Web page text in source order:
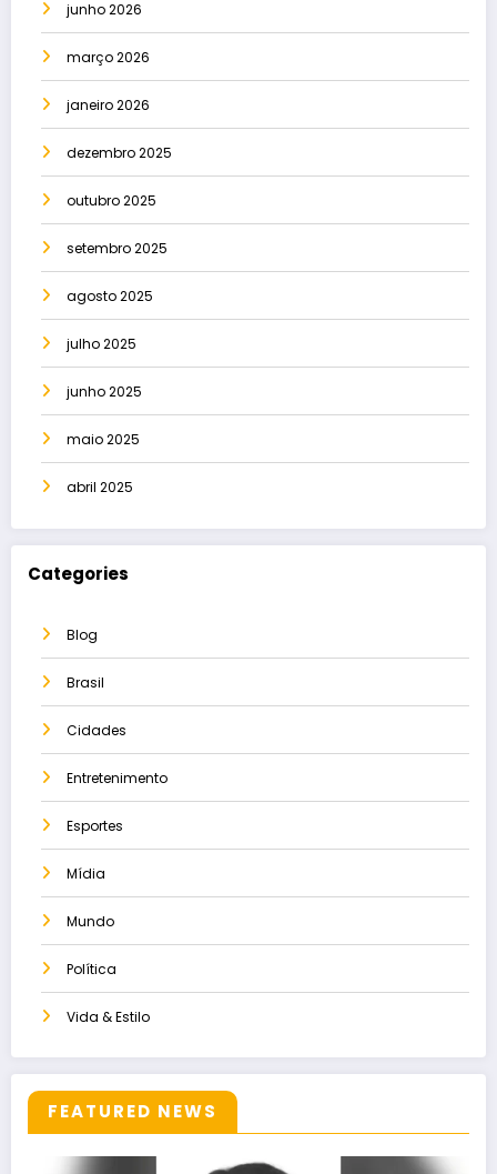
junho 2026
março 2026
janeiro 2026
dezembro 2025
outubro 2025
setembro 2025
agosto 2025
julho 2025
junho 2025
maio 2025
abril 2025
Categories
Blog
Brasil
Cidades
Entretenimento
Esportes
Mídia
Mundo
Política
Vida & Estilo
FEATURED NEWS